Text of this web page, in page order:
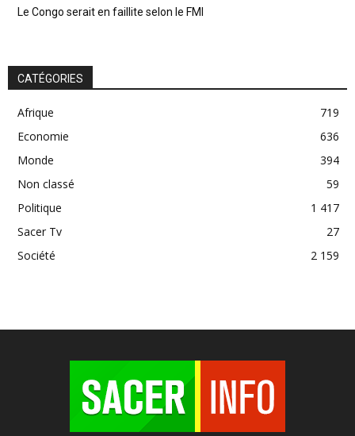
Le Congo serait en faillite selon le FMI
CATÉGORIES
Afrique
719
Economie
636
Monde
394
Non classé
59
Politique
1 417
Sacer Tv
27
Société
2 159